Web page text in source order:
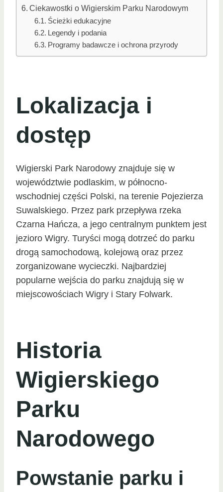
Ciekawostki o Wigierskim Parku Narodowym
Ścieżki edukacyjne
Legendy i podania
Programy badawcze i ochrona przyrody
Lokalizacja i
dostęp
Wigierski Park Narodowy znajduje się w
województwie podlaskim, w północno-
wschodniej części Polski, na terenie Pojezierza
Suwalskiego. Przez park przepływa rzeka
Czarna Hańcza, a jego centralnym punktem jest
jezioro Wigry. Turyści mogą dotrzeć do parku
drogą samochodową, kolejową oraz przez
zorganizowane wycieczki. Najbardziej
popularne wejścia do parku znajdują się w
miejscowościach Wigry i Stary Folwark.
Historia
Wigierskiego
Parku
Narodowego
Powstanie parku i